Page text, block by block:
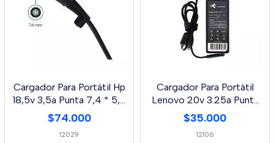
Cargador Para Portátil Hp
18,5v 3,5a Punta 7,4 * 5,0
Mm
$74.000
12029
Cargador Para Portátil
Lenovo 20v 3.25a Punta
4.0 * 1.7 Mm Lexa
$35.000
12106